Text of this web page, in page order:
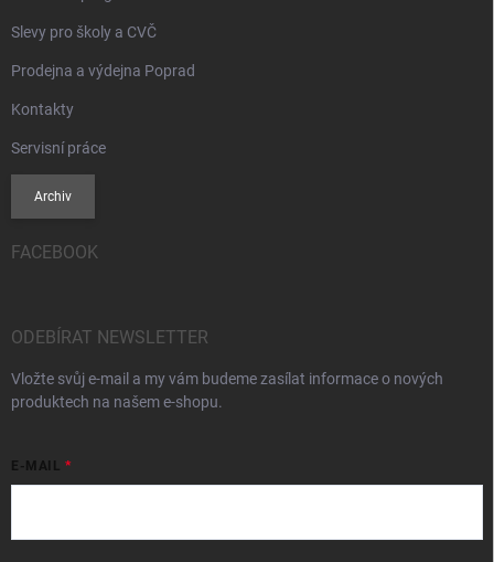
Slevy pro školy a CVČ
Prodejna a výdejna Poprad
Kontakty
Servisní práce
Archiv
FACEBOOK
ODEBÍRAT NEWSLETTER
Vložte svůj e-mail a my vám budeme zasílat informace o nových
produktech na našem e-shopu.
E-MAIL